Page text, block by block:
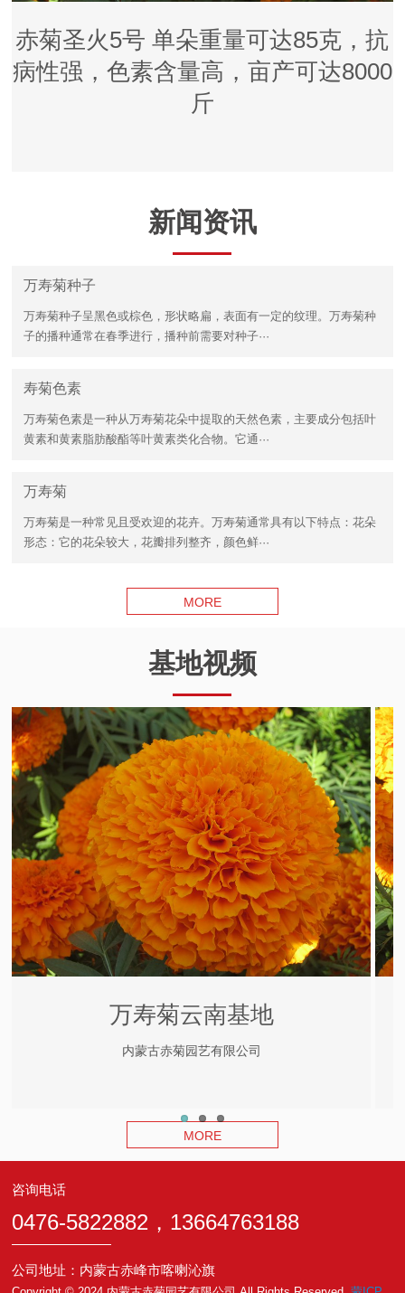
赤菊圣火5号 单朵重量可达85克，抗
病性强，色素含量高，亩产可达8000
斤
新闻资讯
万寿菊种子
万寿菊种子呈黑色或棕色，形状略扁，表面有一定的纹理。万寿菊种
子的播种通常在春季进行，播种前需要对种子···
寿菊色素
万寿菊色素是一种从万寿菊花朵中提取的天然色素，主要成分包括叶
黄素和黄素脂肪酸酯等叶黄素类化合物。它通···
万寿菊
万寿菊是一种常见且受欢迎的花卉。万寿菊通常具有以下特点：花朵
形态：它的花朵较大，花瓣排列整齐，颜色鲜···
MORE
基地视频
万寿菊云南基地
内蒙古赤菊园艺有限公司
MORE
咨询电话
0476-5822882，13664763188
公司地址：内蒙古赤峰市喀喇沁旗